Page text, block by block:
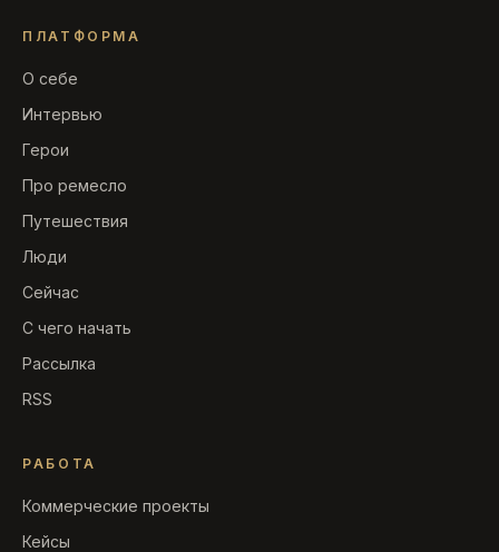
ПЛАТФОРМА
О себе
Интервью
Герои
Про ремесло
Путешествия
Люди
Сейчас
С чего начать
Рассылка
RSS
РАБОТА
Коммерческие проекты
Кейсы